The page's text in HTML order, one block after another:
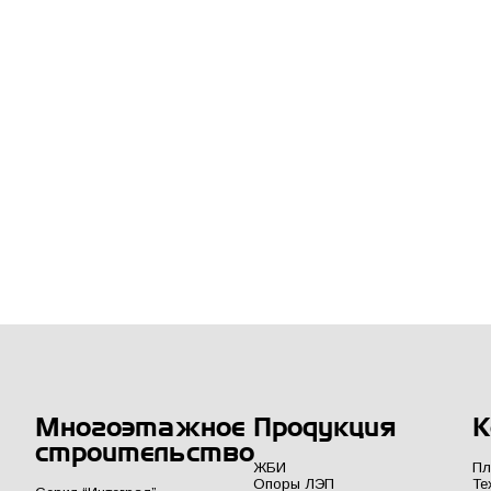
Многоэтажное
строительство
Продукция
ЖБИ
Опоры ЛЭП